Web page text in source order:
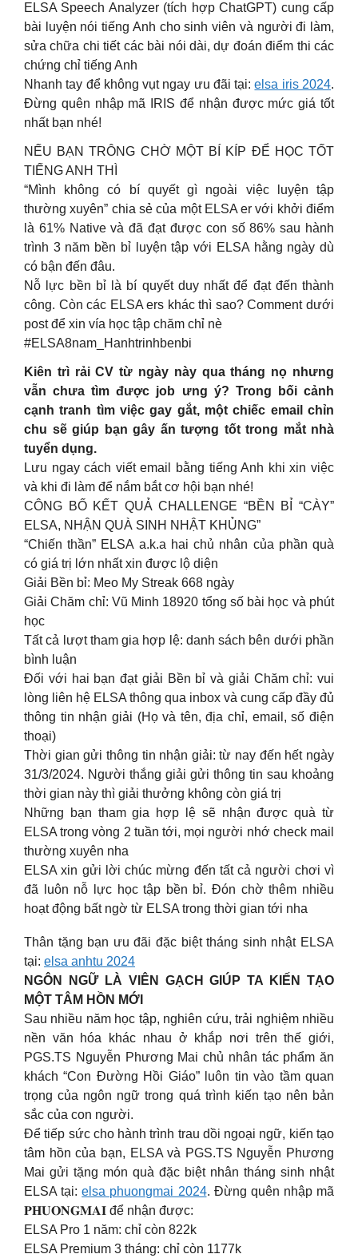
ELSA Speech Analyzer (tích hợp ChatGPT) cung cấp
bài luyện nói tiếng Anh cho sinh viên và người đi làm,
sửa chữa chi tiết các bài nói dài, dự đoán điểm thi các
chứng chỉ tiếng Anh
Nhanh tay để không vụt ngay ưu đãi tại:elsa iris 2024.
Đừng quên nhập mã IRIS để nhận được mức giá tốt
nhất bạn nhé!
NẾU BẠN TRÔNG CHỜ MỘT BÍ KÍP ĐỂ HỌC TỐT
TIẾNG ANH THÌ
“Mình không có bí quyết gì ngoài việc luyện tập
thường xuyên” chia sẻ của một ELSA er với khởi điểm
là 61% Native và đã đạt được con số 86% sau hành
trình 3 năm bền bỉ luyện tập với ELSA hằng ngày dù
có bận đến đâu.
Nỗ lực bền bỉ là bí quyết duy nhất để đạt đến thành
công. Còn các ELSA ers khác thì sao? Comment dưới
post để xin vía học tập chăm chỉ nè
#ELSA8nam_Hanhtrinhbenbi
Kiên trì rải CV từ ngày này qua tháng nọ nhưng
vẫn chưa tìm được job ưng ý? Trong bối cảnh
cạnh tranh tìm việc gay gắt, một chiếc email chỉn
chu sẽ giúp bạn gây ấn tượng tốt trong mắt nhà
tuyển dụng.
Lưu ngay cách viết email bằng tiếng Anh khi xin việc
và khi đi làm để nắm bắt cơ hội bạn nhé!
CÔNG BỐ KẾT QUẢ CHALLENGE “BỀN BỈ “CÀY”
ELSA, NHẬN QUÀ SINH NHẬT KHỦNG”
“Chiến thần” ELSA a.k.a hai chủ nhân của phần quà
có giá trị lớn nhất xin được lộ diện
Giải Bền bỉ: Meo My Streak 668 ngày
Giải Chăm chỉ: Vũ Minh 18920 tổng số bài học và phút
học
Tất cả lượt tham gia hợp lệ: danh sách bên dưới phần
bình luận
Đối với hai bạn đạt giải Bền bỉ và giải Chăm chỉ: vui
lòng liên hệ ELSA thông qua inbox và cung cấp đầy đủ
thông tin nhận giải (Họ và tên, địa chỉ, email, số điện
thoại)
Thời gian gửi thông tin nhận giải: từ nay đến hết ngày
31/3/2024. Người thắng giải gửi thông tin sau khoảng
thời gian này thì giải thưởng không còn giá trị
Những bạn tham gia hợp lệ sẽ nhận được quà từ
ELSA trong vòng 2 tuần tới, mọi người nhớ check mail
thường xuyên nha
ELSA xin gửi lời chúc mừng đến tất cả người chơi vì
đã luôn nỗ lực học tập bền bỉ. Đón chờ thêm nhiều
hoạt động bất ngờ từ ELSA trong thời gian tới nha
Thân tặng bạn ưu đãi đặc biệt tháng sinh nhật ELSA
tại: elsa anhtu 2024
NGÔN NGỮ LÀ VIÊN GẠCH GIÚP TA KIẾN TẠO
MỘT TÂM HỒN MỚI
Sau nhiều năm học tập, nghiên cứu, trải nghiệm nhiều
nền văn hóa khác nhau ở khắp nơi trên thế giới,
PGS.TS Nguyễn Phương Mai chủ nhân tác phẩm ăn
khách “Con Đường Hồi Giáo” luôn tin vào tầm quan
trọng của ngôn ngữ trong quá trình kiến tạo nên bản
sắc của con người.
Để tiếp sức cho hành trình trau dồi ngoại ngữ, kiến tạo
tâm hồn của bạn, ELSA và PGS.TS Nguyễn Phương
Mai gửi tặng món quà đặc biệt nhân tháng sinh nhật
ELSA tại:elsa phuongmai 2024. Đừng quên nhập mã
𝐏𝐇𝐔𝐎𝐍𝐆𝐌𝐀𝐈 để nhận được:
ELSA Pro 1 năm: chỉ còn 822k
ELSA Premium 3 tháng: chỉ còn 1177k